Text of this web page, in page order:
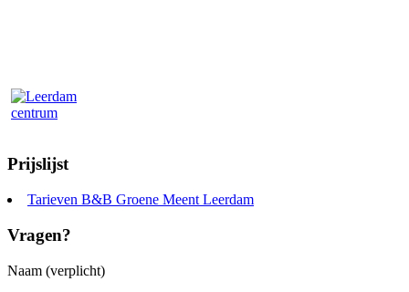
Prijslijst
Tarieven B&B Groene Meent Leerdam
Vragen?
Naam (verplicht)